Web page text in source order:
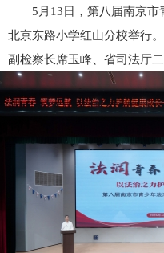
5月13日，第八届南京
北京东路小学红山分校举行
副检察长席玉峰、省司法厅